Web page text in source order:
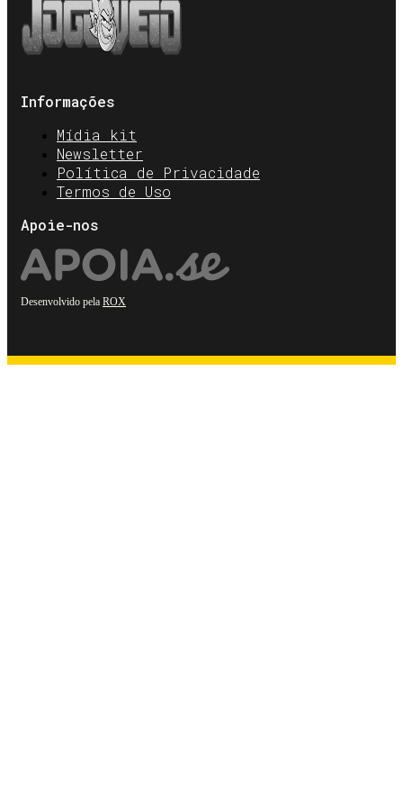
Informações
Mídia kit
Newsletter
Política de Privacidade
Termos de Uso
Apoie-nos
Desenvolvido pela ROX